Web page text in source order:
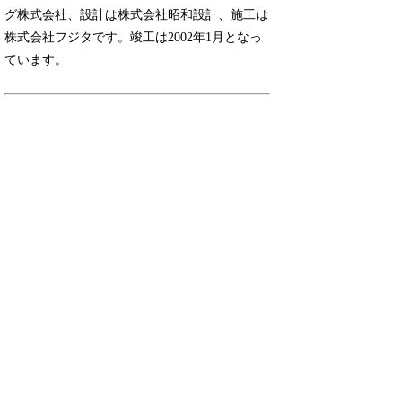
グ株式会社、設計は株式会社昭和設計、施工は
株式会社フジタです。竣工は2002年1月となっ
ています。